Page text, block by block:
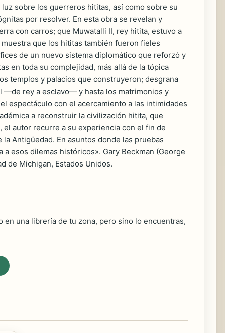
sobre los guerreros hititas, así como sobre su
por resolver. En esta obra se revelan y
con carros; que Muwatalli II, rey hitita, estuvo a
que los hititas también fueron fieles
de un nuevo sistema diplomático que reforzó y
en toda su complejidad, más allá de la tópica
templos y palacios que construyeron; desgrana
—de rey a esclavo— y hasta los matrimonios y
espectáculo con el acercamiento a las intimidades
a reconstruir la civilización hitita, que
autor recurre a su experiencia con el fin de
Antigüedad. En asuntos donde las pruebas
esos dilemas históricos». Gary Beckman (George
de Michigan, Estados Unidos.
una librería de tu zona, pero sino lo encuentras,